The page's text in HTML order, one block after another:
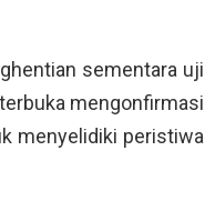
sementara uji
mengonfirmasi
menyelidiki peristiwa